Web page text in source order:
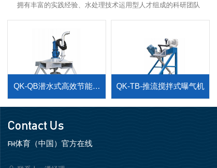
拥有丰富的实践经验、水处理技术运用型人才组成的科研团队
QK-QB潜水式高效节能搅 QK-TB-推流搅拌式曝气机
Contact Us
FH体育（中国）官方在线